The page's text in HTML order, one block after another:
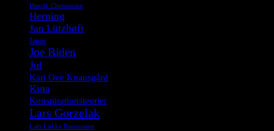
Henrik Christensen
Herning
Jan Lützhøft
Japan
Joe Biden
Jul
Karl Ove Knausgård
Kina
Konspirationsteorier
Lars Gorzelak
Lars Løkke Rasmussen